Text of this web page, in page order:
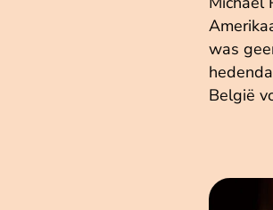
was
België